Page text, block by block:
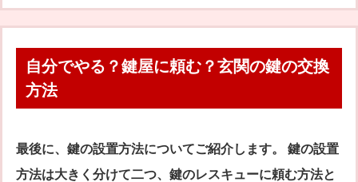
自分でやる？鍵屋に頼む？玄関の鍵の交換
方法
最後に、鍵の設置方法についてご紹介します。 鍵の設置
方法は大きく分けて二つ、鍵のレスキューに頼む方法と